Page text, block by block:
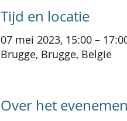
Tijd en locatie
07 mei 2023, 15:00 –
Brugge, Brugge, België
Over het